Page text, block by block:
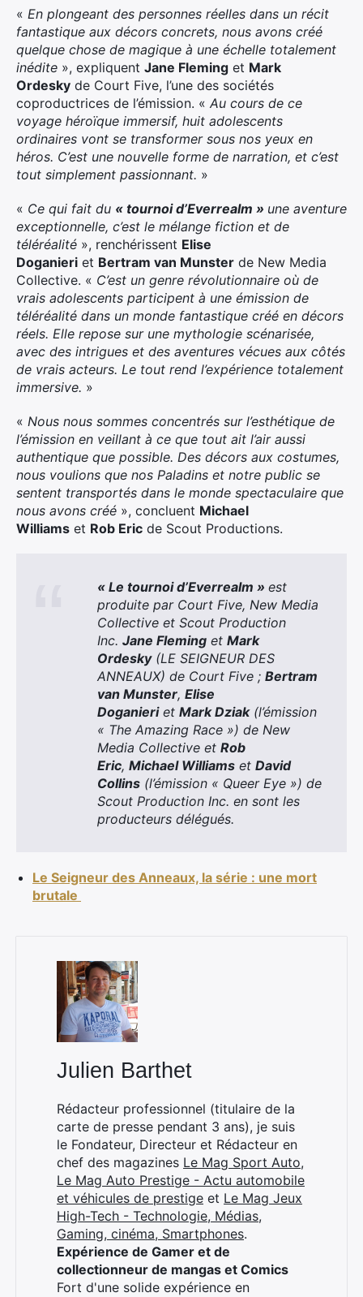
« En plongeant des personnes réelles dans un récit
fantastique aux décors concrets, nous avons créé
quelque chose de magique à une échelle totalement
inédite », expliquent Jane Fleming et Mark
Ordesky de Court Five, l’une des sociétés
coproductrices de l’émission. « Au cours de ce
voyage héroïque immersif, huit adolescents
ordinaires vont se transformer sous nos yeux en
héros. C’est une nouvelle forme de narration, et c’est
tout simplement passionnant. »
« Ce qui fait du « tournoi d’Everrealm » une aventure
exceptionnelle, c’est le mélange fiction et de
téléréalité », renchérissent Elise
Doganieri et Bertram van Munster de New Media
Collective. « C’est un genre révolutionnaire où de
vrais adolescents participent à une émission de
téléréalité dans un monde fantastique créé en décors
réels. Elle repose sur une mythologie scénarisée,
avec des intrigues et des aventures vécues aux côtés
de vrais acteurs. Le tout rend l’expérience totalement
immersive. »
« Nous nous sommes concentrés sur l’esthétique de
l’émission en veillant à ce que tout ait l’air aussi
authentique que possible. Des décors aux costumes,
nous voulions que nos Paladins et notre public se
sentent transportés dans le monde spectaculaire que
nous avons créé », concluent Michael
Williams et Rob Eric de Scout Productions.
« Le tournoi d’Everrealm » est
produite par Court Five, New Media
Collective et Scout Production
Inc. Jane Fleming et Mark
Ordesky(LE SEIGNEUR DES
ANNEAUX) de Court Five ; Bertram
van Munster, Elise
Doganieriet Mark Dziak(l’émission
« The Amazing Race ») de New
Media Collective et Rob
Eric, Michael Williams et David
Collins (l’émission « Queer Eye ») de
Scout Production Inc. en sont les
producteurs délégués.
Le Seigneur des Anneaux, la série : une mort
brutale
Julien Barthet
Rédacteur professionnel (titulaire de la
carte de presse pendant 3 ans), je suis
le Fondateur, Directeur et Rédacteur en
chef des magazines Le Mag Sport Auto,
Le Mag Auto Prestige - Actu automobile
et véhicules de prestige et Le Mag Jeux
High-Tech - Technologie, Médias,
Gaming, cinéma, Smartphones.
Expérience de Gamer et de
collectionneur de mangas et Comics
Fort d'une solide expérience en